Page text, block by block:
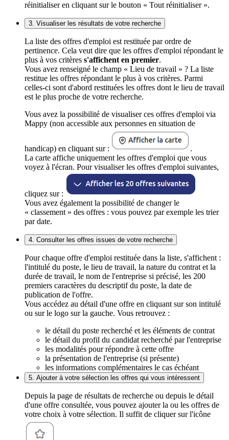
réinitialiser en cliquant sur le bouton « Tout réinitialiser ».
3. Visualiser les résultats de votre recherche
La liste des offres d'emploi est restituée par ordre de
pertinence. Cela veut dire que les offres d'emploi répondant le
plus à vos critères s'affichent en premier.
Vous avez renseigné le champ « Lieu de travail » ? La liste
restitue les offres répondant le plus à vos critères. Parmi
celles-ci sont d'abord restituées les offres dont le lieu de travail
est le plus proche de votre recherche.
Vous avez la possibilité de visualiser ces offres d'emploi via
Mappy (non accessible aux personnes en situation de
handicap) en cliquant sur :
.
La carte affiche uniquement les offres d'emploi que vous
voyez à l'écran. Pour visualiser les offres d'emploi suivantes,
cliquez sur :
Vous avez également la possibilité de changer le
« classement » des offres : vous pouvez par exemple les trier
par date.
4. Consulter les offres issues de votre recherche
Pour chaque offre d'emploi restituée dans la liste, s'affichent :
l'intitulé du poste, le lieu de travail, la nature du contrat et la
durée de travail, le nom de l'entreprise si précisé, les 200
premiers caractères du descriptif du poste, la date de
publication de l'offre.
Vous accédez au détail d'une offre en cliquant sur son intitulé
ou sur le logo sur la gauche. Vous retrouvez :
le détail du poste recherché et les éléments de contrat
le détail du profil du candidat recherché par l'entreprise
les modalités pour répondre à cette offre
la présentation de l'entreprise (si présente)
les informations complémentaires le cas échéant
5. Ajouter à votre sélection les offres qui vous intéressent
Depuis la page de résultats de recherche ou depuis le détail
d'une offre consultée, vous pouvez ajouter la ou les offres de
votre choix à votre sélection. Il suffit de cliquer sur l'icône